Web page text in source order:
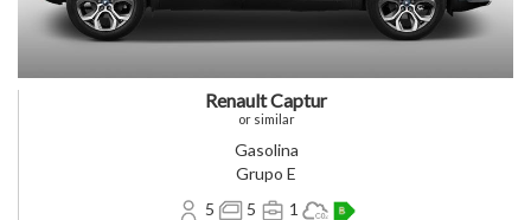
Renault Captur
or similar
Gasolina
Grupo E
5
5 1